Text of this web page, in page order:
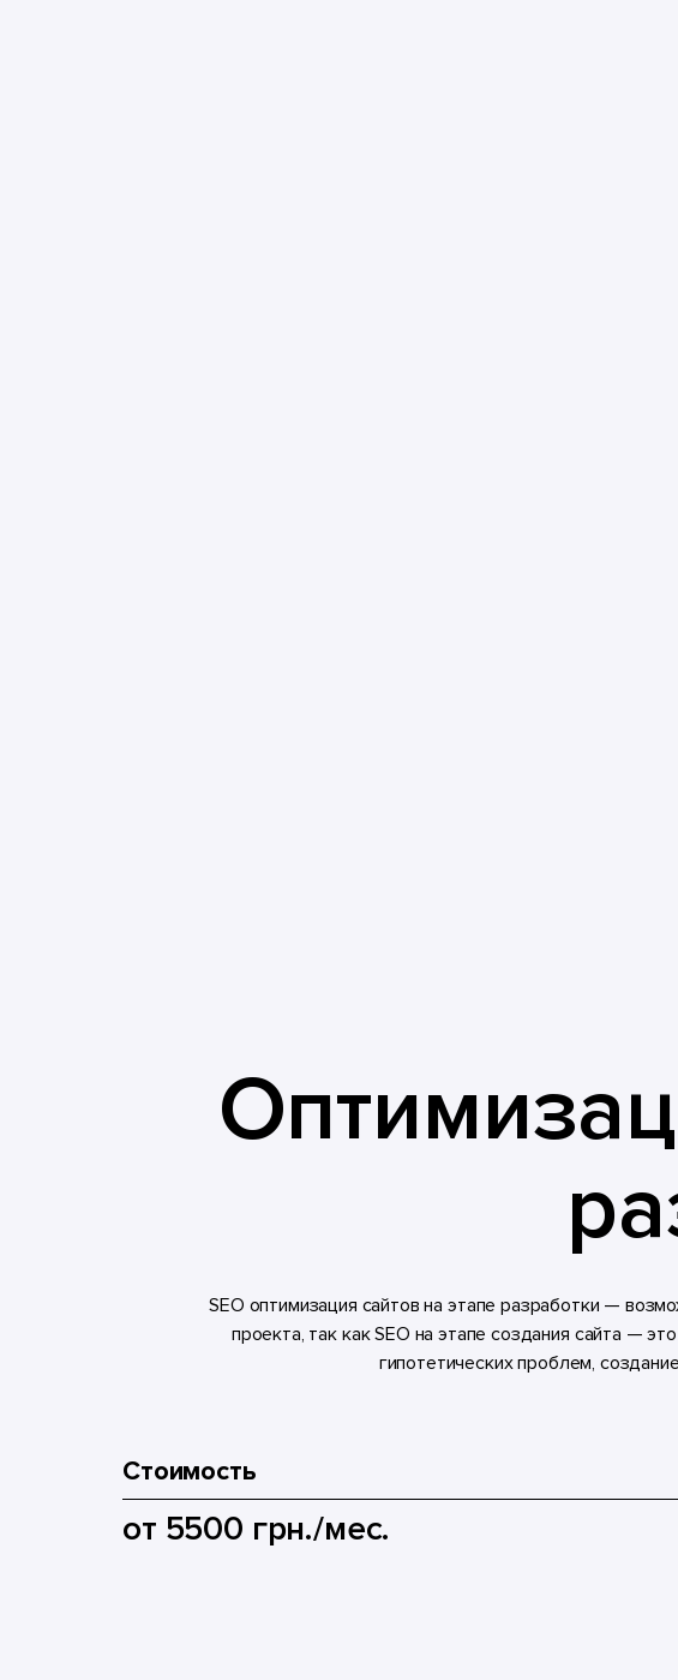
SEO оптимизация сайтов на этапе разработки —
проекта, так как SEO на этапе создания сайта —
гипотетических проблем,
Стоимость
от 5500 грн./мес.